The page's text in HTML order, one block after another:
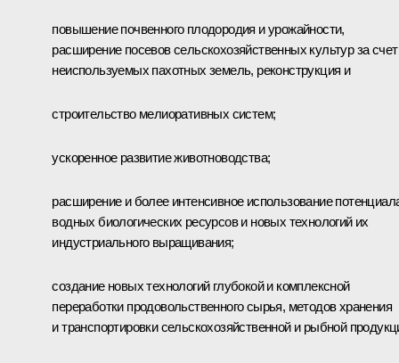
повышение почвенного плодородия и урожайности,
расширение посевов сельскохозяйственных культур за счет
неиспользуемых пахотных земель, реконструкция и
строительство мелиоративных систем;
ускоренное развитие животноводства;
расширение и более интенсивное использование
водных биологических ресурсов и новых технологий их
индустриального выращивания;
создание новых технологий глубокой и комплексной
переработки продовольственного сырья, методов хранения
и транспортировки сельскохозяйственной и рыбной